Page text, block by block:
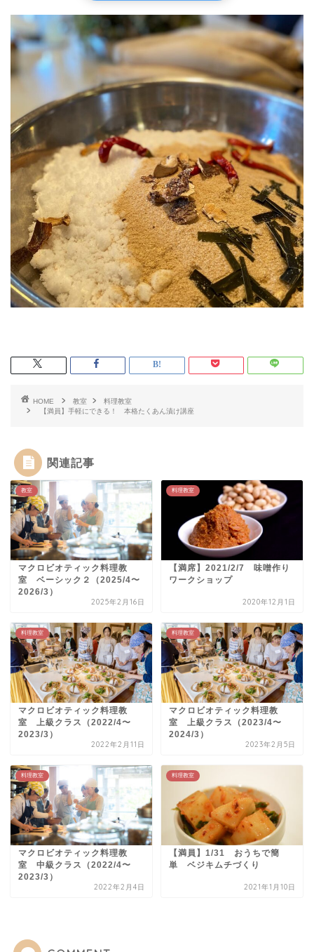
HOME 教室
料理教室
【満員】手軽にできる！ 本格たくあん漬け講座
関連記事
教室
マクロビオティック料理教
室 ベーシック２（2025/4〜
2026/3）
2025年2月16日
料理教室
【満席】2021/2/7 味噌作り
ワークショップ
2020年12月1日
料理教室
マクロビオティック料理教
室 上級クラス（2022/4〜
2023/3）
2022年2月11日
料理教室
マクロビオティック料理教
室 上級クラス（2023/4〜
2024/3）
2023年2月5日
料理教室
マクロビオティック料理教
室 中級クラス（2022/4〜
2023/3）
2022年2月4日
料理教室
【満員】1/31 おうちで簡
単 ベジキムチづくり
2021年1月10日